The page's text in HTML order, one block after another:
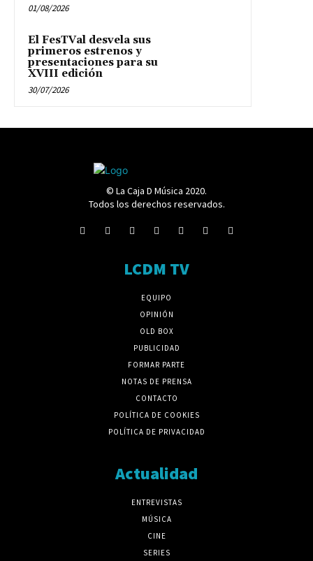
01/08/2026
El FesTVal desvela sus
primeros estrenos y
presentaciones para su
XVIII edición
30/07/2026
© La Caja D Música 2020.
Todos los derechos reservados.
LCDM TV
EQUIPO
OPINIÓN
OLD BOX
PUBLICIDAD
FORMAR PARTE
NOTAS DE PRENSA
CONTACTO
POLÍTICA DE COOKIES
POLÍTICA DE PRIVACIDAD
Actualidad
ENTREVISTAS
MÚSICA
CINE
SERIES